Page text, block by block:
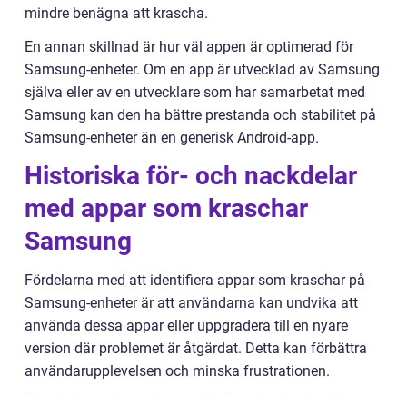
mindre benägna att krascha.
En annan skillnad är hur väl appen är optimerad för
Samsung-enheter. Om en app är utvecklad av Samsung
själva eller av en utvecklare som har samarbetat med
Samsung kan den ha bättre prestanda och stabilitet på
Samsung-enheter än en generisk Android-app.
Historiska för- och nackdelar
med appar som kraschar
Samsung
Fördelarna med att identifiera appar som kraschar på
Samsung-enheter är att användarna kan undvika att
använda dessa appar eller uppgradera till en nyare
version där problemet är åtgärdat. Detta kan förbättra
användarupplevelsen och minska frustrationen.